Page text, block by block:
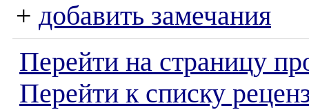
+ добавить замечания
Перейти на страницу
Перейти к списку